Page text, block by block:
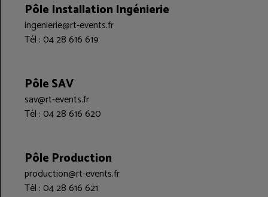
Pôle Installation Ingénierie
ingenierie@rt-events.fr
Tél : 04 28 616 619
Pôle SAV
sav@rt-events.fr
Tél : 04 28 616 620
Pôle Production
production@rt-events.fr
Tél : 04 28 616 621